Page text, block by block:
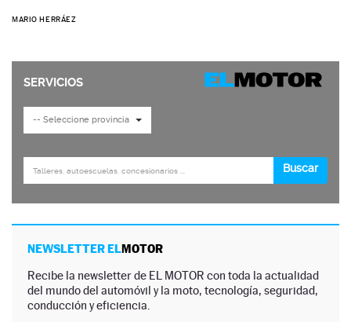
MARIO HERRÁEZ
NEWSLETTER ELMOTOR
Recibe la newsletter de EL MOTOR con toda la actualidad
del mundo del automóvil y la moto, tecnología, seguridad,
conducción y eficiencia.